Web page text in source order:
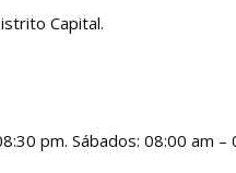
Capital.
pm. Sábados: 08:00 am